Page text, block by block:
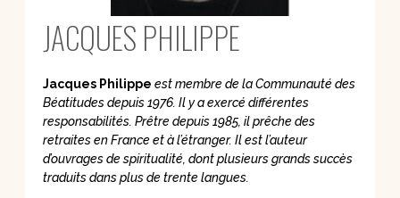
JACQUES PHILIPPE
Jacques Philippe est membre de la Communauté des
Béatitudes depuis 1976. Il y a exercé différentes
responsabilités. Prêtre depuis 1985, il prêche des
retraites en France et à l’étranger. Il est l’auteur
d’ouvrages de spiritualité, dont plusieurs grands succès
traduits dans plus de trente langues.